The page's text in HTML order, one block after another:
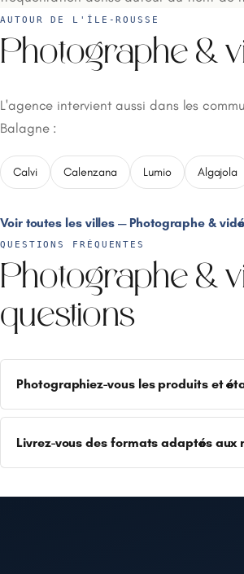
AUTOUR DE L'ÎLE-ROUSSE
Photographe &
L'agence intervient aussi dans les
Balagne :
Calvi Calenzana Lumio Algajola
Voir toutes les villes — Photographe &
QUESTIONS FRÉQUENTES
Photographe &
questions
Photographiez-vous les produits et
Livrez-vous des formats adaptés aux